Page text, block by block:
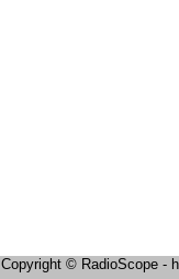
Copyright © RadioScope -